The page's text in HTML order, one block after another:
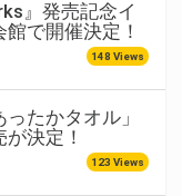
』発売記念イ
で開催決定！
148 Views
たかタオル」
決定！
123 Views